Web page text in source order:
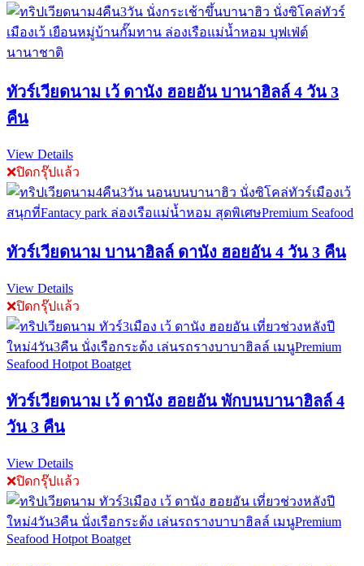
ทัวร์เวียดนาม เว้ ดานัง ฮอยอัน บานาฮิลล์ 4 วัน 3
คืน
View Details
❌ปิดกรุ๊ปแล้ว
ทัวร์เวียดนาม บานาฮิลล์ ดานัง ฮอยอัน 4 วัน 3 คืน
View Details
❌ปิดกรุ๊ปแล้ว
ทัวร์เวียดนาม เว้ ดานัง ฮอยอัน พักบนบานาฮิลล์ 4
วัน 3 คืน
View Details
❌ปิดกรุ๊ปแล้ว